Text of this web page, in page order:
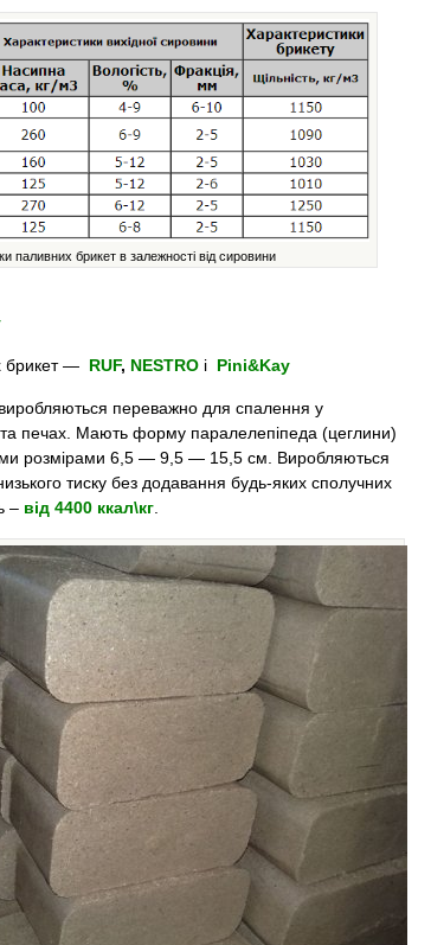
паливних брикет в залежності від сировини
брикет — RUF, NESTRO і Pini&Kay
виробляються переважно для спалення у
печах. Мають форму паралелепіпеда (цеглини)
розмірами 6,5 — 9,5 — 15,5 см. Виробляються
тиску без додавання будь-яких сполучних
– від 4400 ккал\кг